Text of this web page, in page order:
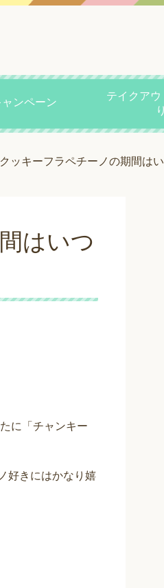
ンペーン
テイクア
ッキーフラペチーノの期間は
はいつ
に「チャンキー
好きにはかなり嬉